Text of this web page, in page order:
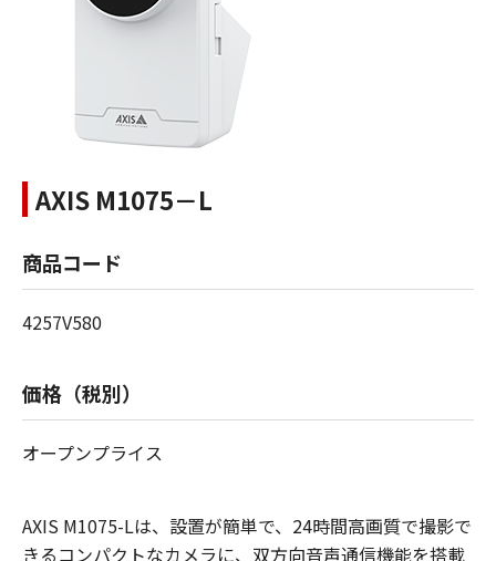
AXIS M1075－L
商品コード
4257V580
価格（税別）
オープンプライス
AXIS M1075-Lは、設置が簡単で、24時間高画質で撮影で
きるコンパクトなカメラに、双方向音声通信機能を搭載